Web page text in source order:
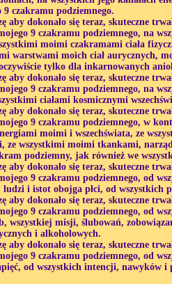
9 czakramu podziemnego.
aby dokonało się teraz, skuteczne
9 czakramu podziemnego, na
moimi czakramami ciała
warstwami moich ciał aurycznych,
tylko dla inkarnowanych
aby dokonało się teraz, skuteczne
9 czakramu podziemnego, na
ciałami kosmicznymi
aby dokonało się teraz, skuteczne
9 czakramu podziemnego, w
moimi i wszechświata, ze
ze wszystkimi moimi tkankami,
podziemny, jak również we
aby dokonało się teraz, skuteczne
9 czakramu podziemnego, od
i istot obojga płci, od wszystkich
aby dokonało się teraz, skuteczne
9 czakramu podziemnego, od
wszystkiej misji, ślubowań,
i alkoholowych.
aby dokonało się teraz, skuteczne
9 czakramu podziemnego, od
od wszystkich intencji, nawyków